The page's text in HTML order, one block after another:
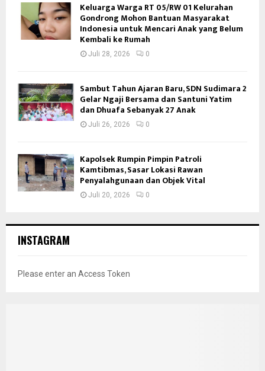
Keluarga Warga RT 05/RW 01 Kelurahan
Gondrong Mohon Bantuan Masyarakat
Indonesia untuk Mencari Anak yang Belum
Kembali ke Rumah
Juli 28, 2026 0
Sambut Tahun Ajaran Baru, SDN Sudimara 2
Gelar Ngaji Bersama dan Santuni Yatim
dan Dhuafa Sebanyak 27 Anak
Juli 26, 2026 0
Kapolsek Rumpin Pimpin Patroli
Kamtibmas, Sasar Lokasi Rawan
Penyalahgunaan dan Objek Vital
Juli 20, 2026 0
INSTAGRAM
Please enter an Access Token